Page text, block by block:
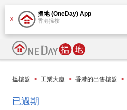
X
搵地 (OneDay) App
香港搵樓
搵樓盤 > 工業大廈 > 香港的出售樓盤 >
已過期